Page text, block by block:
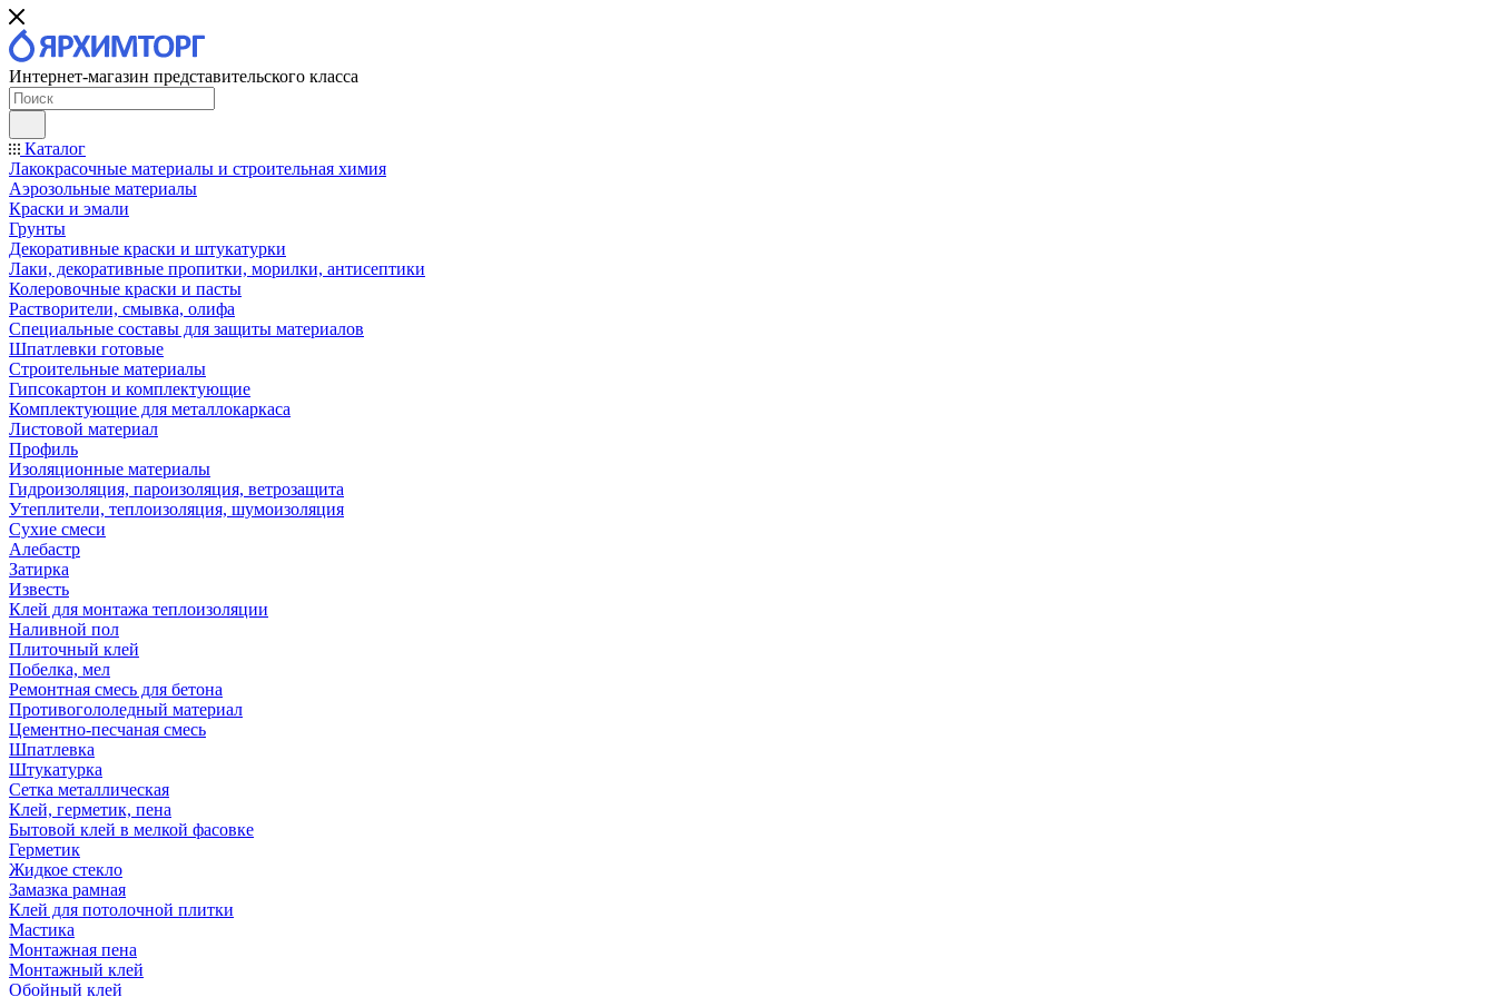
Интернет-магазин представительского класса
Каталог
Лакокрасочные материалы и строительная химия
Аэрозольные материалы
Краски и эмали
Грунты
Декоративные краски и штукатурки
Лаки, декоративные пропитки, морилки, антисептики
Колеровочные краски и пасты
Растворители, смывка, олифа
Специальные составы для защиты материалов
Шпатлевки готовые
Строительные материалы
Гипсокартон и комплектующие
Комплектующие для металлокаркаса
Листовой материал
Профиль
Изоляционные материалы
Гидроизоляция, пароизоляция, ветрозащита
Утеплители, теплоизоляция, шумоизоляция
Сухие смеси
Алебастр
Затирка
Известь
Клей для монтажа теплоизоляции
Наливной пол
Плиточный клей
Побелка, мел
Ремонтная смесь для бетона
Противогололедный материал
Цементно-песчаная смесь
Шпатлевка
Штукатурка
Сетка металлическая
Клей, герметик, пена
Бытовой клей в мелкой фасовке
Герметик
Жидкое стекло
Замазка рамная
Клей для потолочной плитки
Мастика
Монтажная пена
Монтажный клей
Обойный клей